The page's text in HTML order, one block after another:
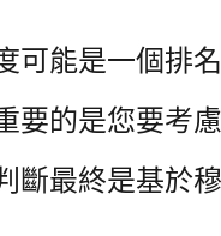
可能是一個排
要的是您要考
斷最終是基於